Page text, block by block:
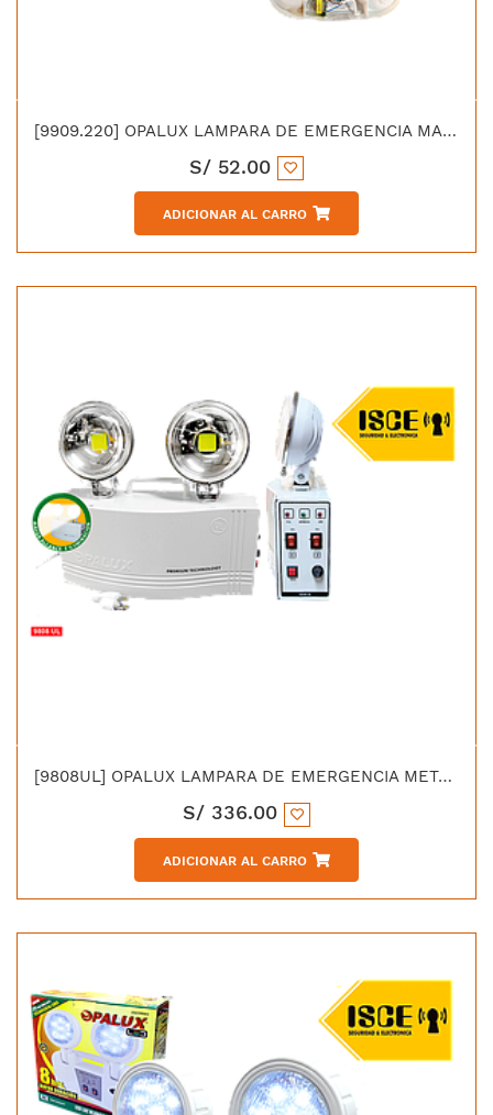
[9909.220] OPALUX LAMPARA DE EMERGENCIA MANTIS 24 LED BATERIA LITIO 3.7V/1200mAH
S/ 52.00
ADICIONAR AL CARRO
[9808UL] OPALUX LAMPARA DE EMERGENCIA METAL 4H 40W UL BATERIA 12V/7AH
S/ 336.00
ADICIONAR AL CARRO